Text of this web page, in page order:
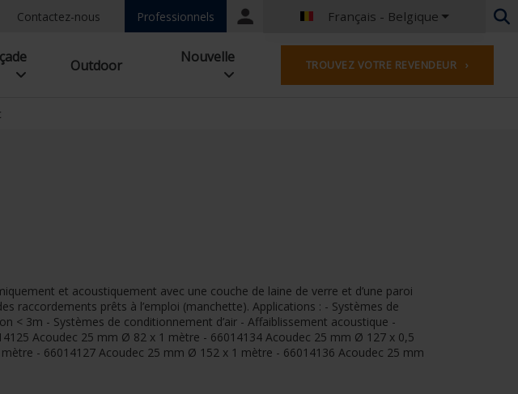
Contactez-nous Professionnels
Portal
Français - Belgique
Néerlandais - Belgique
Français - Belgique
Néerlandais - Pays-Bas
Anglias - Irlande
Anglais - Canada
Moyen Orient
Russe - La russie
Outdoor Nouvelle TROUVEZ VOTRE REVENDEUR ›
et acoustiquement avec une couche de laine de verre et d’une paroi
raccordements prêts à l’emploi (manchette). Applications : - Systèmes de
< 3m - Systèmes de conditionnement d’air - Affaiblissement acoustique -
Acoudec 25 mm Ø 82 x 1 mètre - 66014134 Acoudec 25 mm Ø 127 x 0,5
- 66014127 Acoudec 25 mm Ø 152 x 1 mètre - 66014136 Acoudec 25 mm